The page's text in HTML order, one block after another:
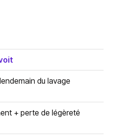
du lavage
+ perte de légèreté